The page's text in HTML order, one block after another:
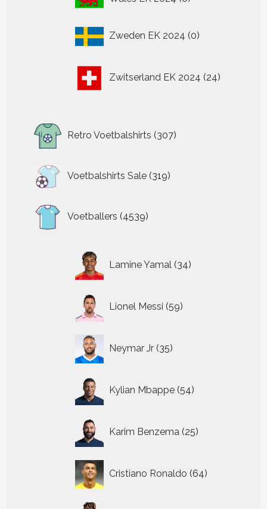
Zweden EK 2024 0
producten
Zwitserland EK 2024 24
producten
Retro Voetbalshirts 307
producten
Voetbalshirts Sale 319
319
producten
Voetballers 4539
producten
Lamine Yamal 34
producten
Lionel Messi 59
producten
Neymar Jr 35
producten
Kylian Mbappe 54
producten
Karim Benzema 25
producten
Cristiano Ronaldo 64
producten